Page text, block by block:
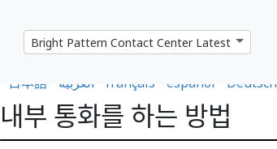
日本語 العربية français español Deutsch
내부 통화를 하는 방법